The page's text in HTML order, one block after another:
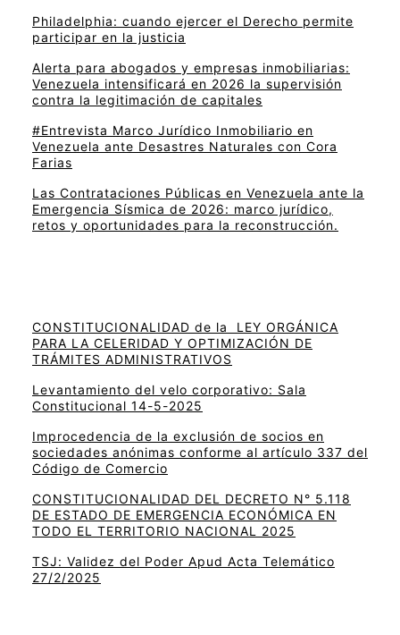
Philadelphia: cuando ejercer el Derecho permite
participar en la justicia
Alerta para abogados y empresas inmobiliarias:
Venezuela intensificará en 2026 la supervisión
contra la legitimación de capitales
#Entrevista Marco Jurídico Inmobiliario en
Venezuela ante Desastres Naturales con Cora
Farias
Las Contrataciones Públicas en Venezuela ante la
Emergencia Sísmica de 2026: marco jurídico,
retos y oportunidades para la reconstrucción.
CONSTITUCIONALIDAD de la LEY ORGÁNICA
PARA LA CELERIDAD Y OPTIMIZACIÓN DE
TRÁMITES ADMINISTRATIVOS
Levantamiento del velo corporativo: Sala
Constitucional 14-5-2025
Improcedencia de la exclusión de socios en
sociedades anónimas conforme al artículo 337 del
Código de Comercio
CONSTITUCIONALIDAD DEL DECRETO N° 5.118
DE ESTADO DE EMERGENCIA ECONÓMICA EN
TODO EL TERRITORIO NACIONAL 2025
TSJ: Validez del Poder Apud Acta Telemático
27/2/2025